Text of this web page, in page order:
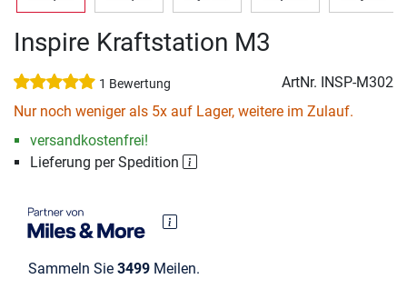
Inspire Kraftstation M3
1 Bewertung ArtNr. INSP-M302
Nur noch weniger als 5x auf Lager, weitere im Zulauf.
versandkostenfrei!
Lieferung per Spedition
Sammeln Sie 3499 Meilen.